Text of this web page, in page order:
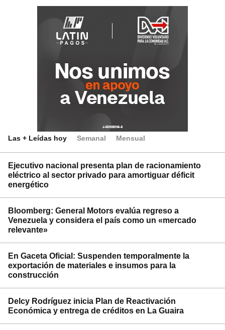
Las + Leídas hoy Semanal Mensual
Ejecutivo nacional presenta plan de racionamiento
eléctrico al sector privado para amortiguar déficit
energético
Bloomberg: General Motors evalúa regreso a
Venezuela y considera el país como un «mercado
relevante»
En Gaceta Oficial: Suspenden temporalmente la
exportación de materiales e insumos para la
construcción
Delcy Rodríguez inicia Plan de Reactivación
Económica y entrega de créditos en La Guaira